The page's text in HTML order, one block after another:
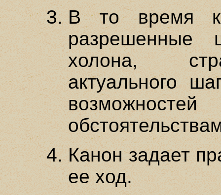
В то время
разрешенные
холона,
актуального
Канон задает
ее ход.